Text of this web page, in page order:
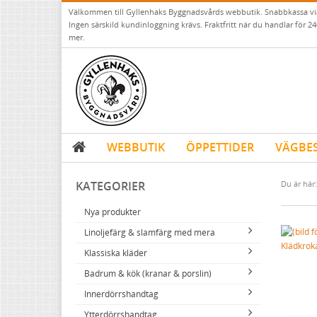
Välkommen till Gyllenhaks Byggnadsvårds webbutik. Snabbkassa
Ingen särskild kundinloggning krävs. Fraktfritt när du handlar för
mer.
WEBBUTIK ÖPPETTIDER
KATEGORIER
Nya produkter
Linoljefärg & slamfärg med mera
Linoljefärger
Vita kulörer
Grå kulörer
Gula kulörer
Matta linoljefärger
Falu rödfärg (slamfärger)
Konstnärsfärger
Klassiska kläder
Resistant Work Wear
Storvästar
Västar
Badrum & kök (kranar & porslin)
Köksblandare
Tvättställsblandare
Innerdörrshandtag
Dörrhandtag mässing (innerdörr)
Ytterdörrshandtag
Du är här: